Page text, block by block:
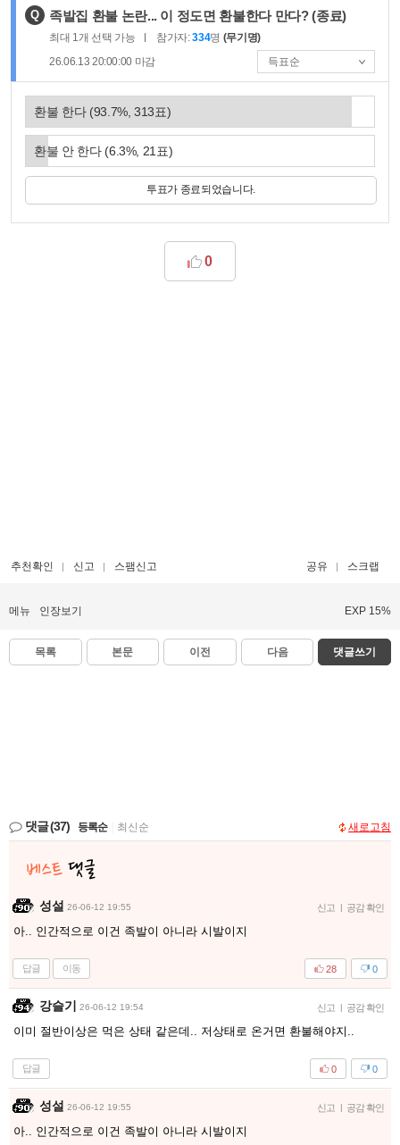
Q
제
목
:
족발집 환불 논란... 이 정도면 환불한다 만다? (종료)
최대 1개 선택 가능 참가자:334명 (무기명)
26.06.13 20:00:00 마감
환불 한다 (93.7%,313표)
환불 안 한다 (6.3%, 21 표)
투표가 종료되었습니다.
0
추천확인 신고 스팸신고 공유 스크랩
메뉴 인장보기 EXP 15%
목록 본문 이전 다음 댓글쓰기
댓글(37) 등록순 최신순 새로고침
성설 26-06-12 19:55 신고 | 공감 확인
아.. 인간적으로 이건 족발이 아니라 시발이지
답글 이동 0
28
강슬기 26-06-12 19:54 신고 | 공감 확인
이미 절반이상은 먹은 상태 같은데.. 저상태로 온거면 환불해야지..
답글 0
0
성설 26-06-12 19:55 신고 | 공감 확인
아.. 인간적으로 이건 족발이 아니라 시발이지